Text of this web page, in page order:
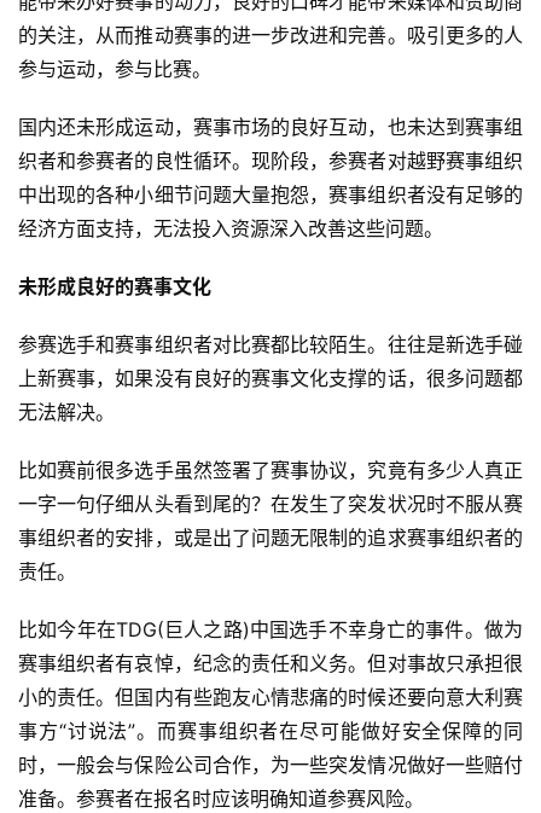
装
训
练
频
用
户
精
运
动
集
的关注，从而推动赛事的进一步改进和完善。吸引更多的人
参与运动，参与比赛。
国内还未形成运动，赛事市场的良好互动，也未达到赛事组
织者和参赛者的良性循环。现阶段，参赛者对越野赛事组织
中出现的各种小细节问题大量抱怨，赛事组织者没有足够的
经济方面支持，无法投入资源深入改善这些问题。
未形成良好的赛事文化
参赛选手和赛事组织者对比赛都比较陌生。往往是新选手碰
上新赛事，如果没有良好的赛事文化支撑的话，很多问题都
无法解决。
比如赛前很多选手虽然签署了赛事协议，究竟有多少人真正
一字一句仔细从头看到尾的？在发生了突发状况时不服从赛
事组织者的安排，或是出了问题无限制的追求赛事组织者的
责任。
比如今年在TDG(巨人之路)中国选手不幸身亡的事件。做为
赛事组织者有哀悼，纪念的责任和义务。但对事故只承担很
小的责任。但国内有些跑友心情悲痛的时候还要向意大利赛
事方“讨说法”。而赛事组织者在尽可能做好安全保障的同
时，一般会与保险公司合作，为一些突发情况做好一些赔付
准备。参赛者在报名时应该明确知道参赛风险。